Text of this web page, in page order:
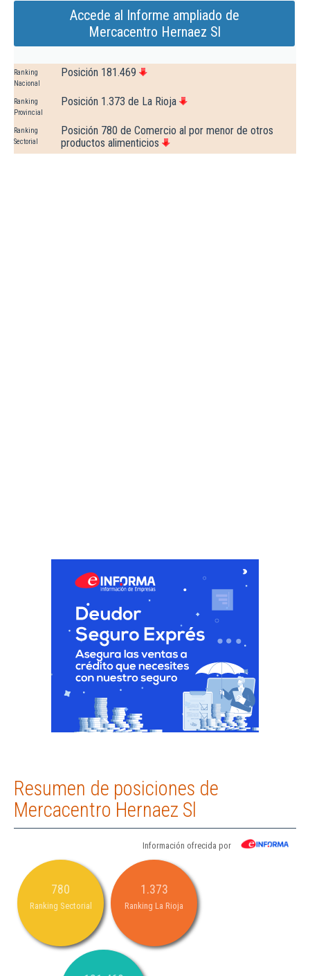
Accede al Informe ampliado de
Mercacentro Hernaez Sl
Ranking
Nacional
Posición 181.469
Ranking
Provincial
Posición 1.373 de La Rioja
Ranking
Sectorial
Posición 780 de Comercio al por menor de otros
productos alimenticios
Resumen de posiciones de
Mercacentro Hernaez Sl
Información ofrecida por
780
Ranking Sectorial
1.373
Ranking La Rioja